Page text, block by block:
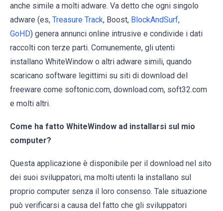
anche simile a molti adware. Va detto che ogni singolo
adware (es, Treasure Track, Boost, BlockAndSurf,
GoHD) genera annunci online intrusive e condivide i dati
raccolti con terze parti. Comunemente, gli utenti
installano WhiteWindow o altri adware simili, quando
scaricano software legittimi su siti di download del
freeware come softonic.com, download.com, soft32.com
e molti altri.
Come ha fatto WhiteWindow ad installarsi sul mio
computer?
Questa applicazione è disponibile per il download nel sito
dei suoi sviluppatori, ma molti utenti la installano sul
proprio computer senza il loro consenso. Tale situazione
può verificarsi a causa del fatto che gli sviluppatori